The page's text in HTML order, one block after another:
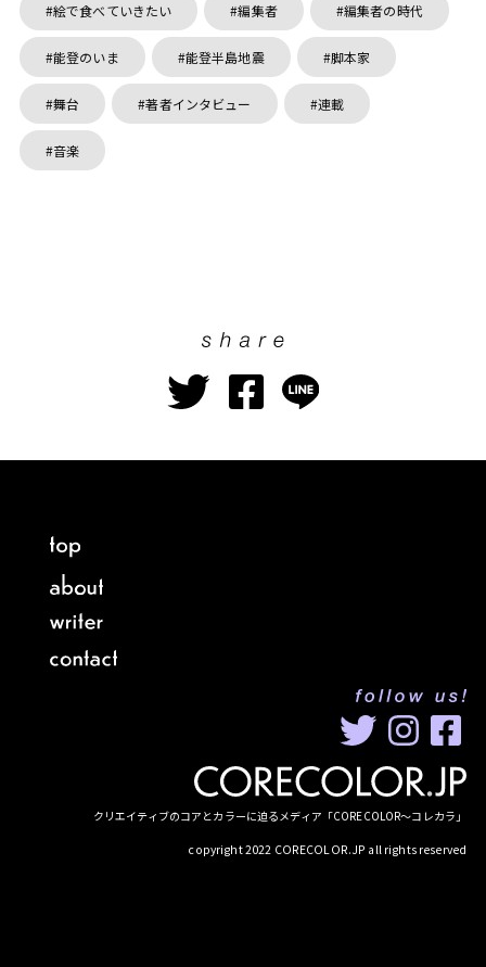
絵で食べていきたい 編集者 編集者の時代
能登のいま 能登半島地震 脚本家
舞台 著者インタビュー 連載
音楽
クリエイティブのコアとカラーに迫るメディア「CORECOLOR〜コレカラ」
copyright 2022 CORECOLOR.JP all rights reserved